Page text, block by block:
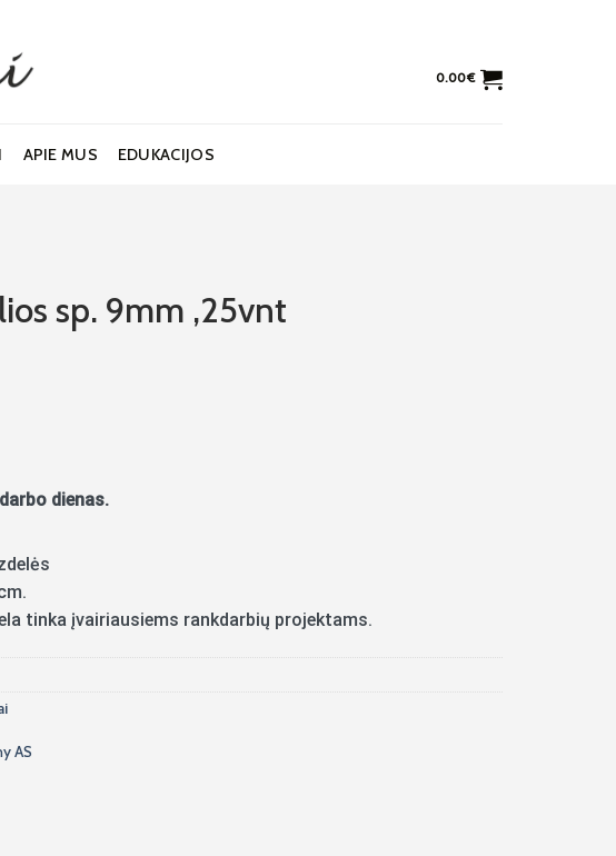
0.00€
APIE MUS EDUKACIJOS
sp. 9mm ,25vnt
dienas.
tinka įvairiausiems rankdarbių projektams.
AS